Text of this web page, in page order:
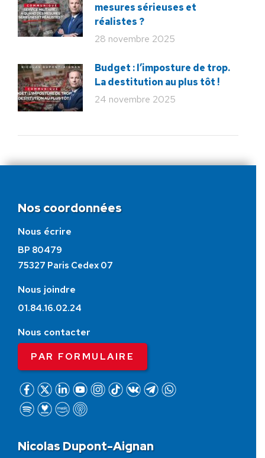
mesures sérieuses et
réalistes ?
28 novembre 2025
Budget : l’imposture de trop.
La destitution au plus tôt !
24 novembre 2025
Nos coordonnées
Nous écrire
BP 80479
75327 Paris Cedex 07
Nous joindre
01.84.16.02.24
Nous contacter
PAR FORMULAIRE
Nicolas Dupont-Aignan